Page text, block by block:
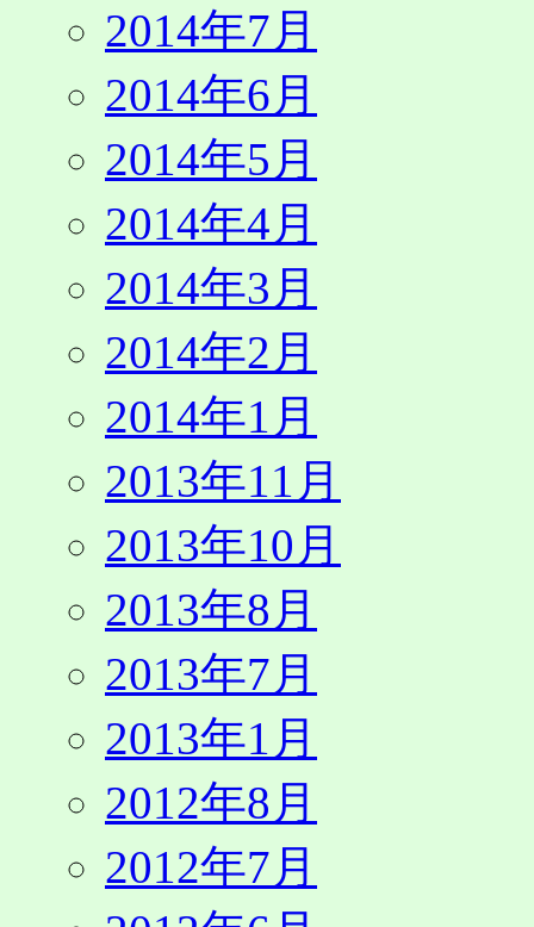
2014年7月
2014年6月
2014年5月
2014年4月
2014年3月
2014年2月
2014年1月
2013年11月
2013年10月
2013年8月
2013年7月
2013年1月
2012年8月
2012年7月